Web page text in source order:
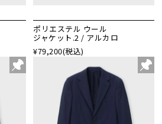
ポリエステル ウール
ジャケット.2 / アルカロ
¥79,200(税込)